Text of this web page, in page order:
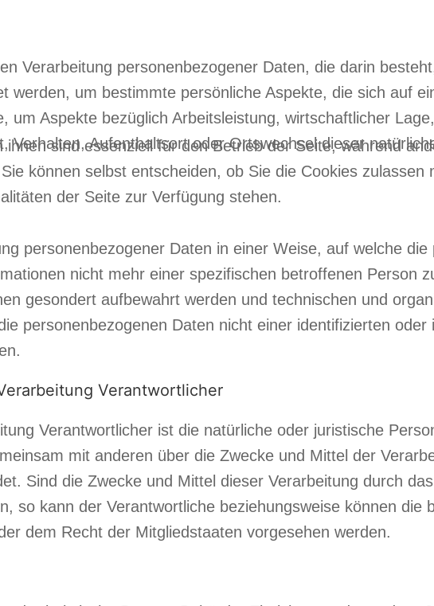
Verarbeitung personenbezogener Daten, die darin
werden, um bestimmte persönliche Aspekte, die sich auf
um Aspekte bezüglich Arbeitsleistung, wirtschaftlicher
Verhalten, Aufenthaltsort oder Ortswechsel dieser
personenbezogener Daten in einer Weise, auf welche
nicht mehr einer spezifischen betroffenen Person
gesondert aufbewahrt werden und technischen und
personenbezogenen Daten nicht einer identifizierten oder
Verantwortlicher
Verantwortlicher ist die natürliche oder juristische
mit anderen über die Zwecke und Mittel der
Sind die Zwecke und Mittel dieser Verarbeitung durch
so kann der Verantwortliche beziehungsweise können die
dem Recht der Mitgliedstaaten vorgesehen werden.
sind essenziell für den Betrieb der Seite, während
können selbst entscheiden, ob Sie die Cookies
der Seite zur Verfügung stehen.